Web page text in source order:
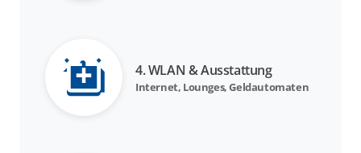
4. WLAN & Ausstattung
Internet, Lounges, Geldautomaten